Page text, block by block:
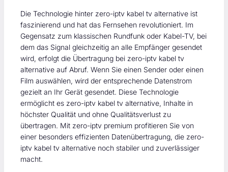
Die Technologie hinter zero-iptv kabel tv alternative ist
faszinierend und hat das Fernsehen revolutioniert. Im
Gegensatz zum klassischen Rundfunk oder Kabel-TV, bei
dem das Signal gleichzeitig an alle Empfänger gesendet
wird, erfolgt die Übertragung bei zero-iptv kabel tv
alternative auf Abruf. Wenn Sie einen Sender oder einen
Film auswählen, wird der entsprechende Datenstrom
gezielt an Ihr Gerät gesendet. Diese Technologie
ermöglicht es zero-iptv kabel tv alternative, Inhalte in
höchster Qualität und ohne Qualitätsverlust zu
übertragen. Mit zero-iptv premium profitieren Sie von
einer besonders effizienten Datenübertragung, die zero-
iptv kabel tv alternative noch stabiler und zuverlässiger
macht.